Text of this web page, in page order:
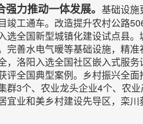
强力推动一体发展。 基础设施
竣工通车。改造提升农村公路
选全国新型城镇化建设试点县
完善水电气暖等基础设施，精
，洛阳入选全国社区嵌入式服
评全国典型案例。乡村振兴全
群3个、农业龙头企业4个、农
宜业和美乡村建设先导区，栾